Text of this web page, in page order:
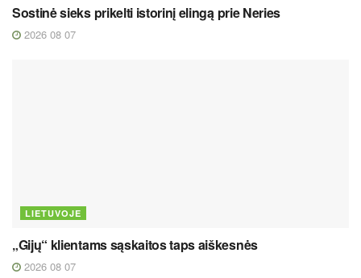
Sostinė sieks prikelti istorinį elingą prie Neries
2026 08 07
LIETUVOJE
„Gijų“ klientams sąskaitos taps aiškesnės
2026 08 07